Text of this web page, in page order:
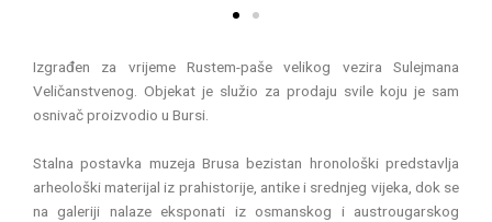
Izgrađen za vrijeme Rustem-paše velikog vezira Sulejmana
Veličanstvenog. Objekat je služio za prodaju svile koju je sam
osnivač proizvodio u Bursi.
Stalna postavka muzeja Brusa bezistan hronološki predstavlja
arheološki materijal iz prahistorije, antike i srednjeg vijeka, dok se
na galeriji nalaze eksponati iz osmanskog i austrougarskog